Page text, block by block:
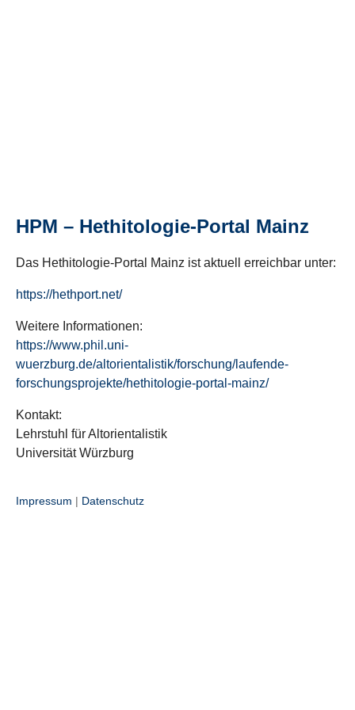
HPM – Hethitologie-Portal Mainz
Das Hethitologie-Portal Mainz ist aktuell erreichbar unter:
https://hethport.net/
Weitere Informationen:
https://www.phil.uni-
wuerzburg.de/altorientalistik/forschung/laufende-
forschungsprojekte/hethitologie-portal-mainz/
Kontakt:
Lehrstuhl für Altorientalistik
Universität Würzburg
Impressum | Datenschutz